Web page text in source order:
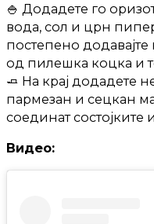
🍚 Додадете го
вода, сол и црн
постепено
од пилешка коцка и
🧈 На крај додадете
пармезан и сецкан
соединат состојките
Видео: